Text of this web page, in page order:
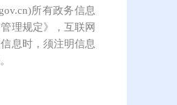
所有政务信息
理规定》，互联网
息时，须注明信息